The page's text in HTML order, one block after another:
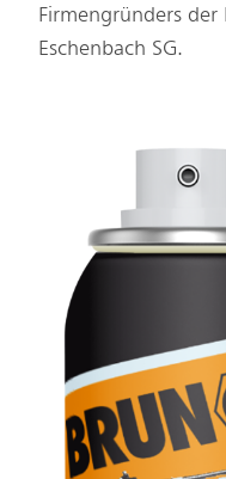
Firmengründers der
Eschenbach SG.